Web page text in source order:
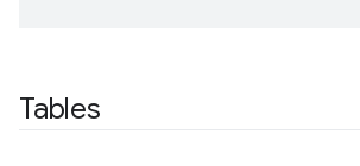
Tables